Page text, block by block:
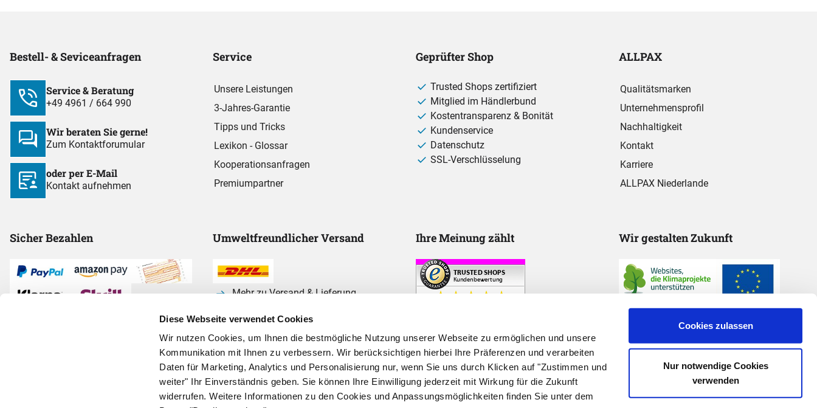
Diese Webseite verwendet Cookies
Wir nutzen Cookies, um Ihnen die bestmögliche Nutzung unserer Webseite zu ermöglichen und unsere
Kommunikation mit Ihnen zu verbessern. Wir berücksichtigen hierbei Ihre Präferenzen und verarbeiten
Daten für Marketing, Analytics und Personalisierung nur, wenn Sie uns durch Klicken auf "Zustimmen und
weiter" Ihr Einverständnis geben. Sie können Ihre Einwilligung jederzeit mit Wirkung für die Zukunft
widerrufen. Weitere Informationen zu den Cookies und Anpassungsmöglichkeiten finden Sie unter dem
Cookies zulassen
Nur notwendige Cookies
verwenden
Bestell- & Seviceanfragen
Service & Beratung
+49 4961 / 664 990
Wir beraten Sie gerne!
Zum Kontaktforumular
oder per E-Mail
Kontakt aufnehmen
Service
Unsere Leistungen
3-Jahres-Garantie
Tipps und Tricks
Lexikon - Glossar
Kooperationsanfragen
Premiumpartner
Geprüfter Shop
Trusted Shops zertifiziert
Mitglied im Händlerbund
Kostentransparenz & Bonität
Kundenservice
Datenschutz
SSL-Verschlüsselung
ALLPAX
Qualitätsmarken
Unternehmensprofil
Nachhaltigkeit
Kontakt
Karriere
ALLPAX Niederlande
Sicher Bezahlen Umweltfreundlicher Versand
Mehr zu Versand & Lieferung
Ihre Meinung zählt Wir gestalten Zukunft